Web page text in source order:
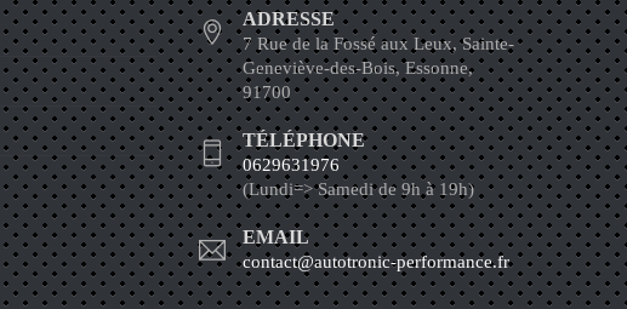
ADRESSE
7 Rue de la Fossé aux Leux, Sainte-
Geneviève-des-Bois, Essonne,
91700
TÉLÉPHONE
0629631976
(Lundi=> Samedi de 9h à 19h)
EMAIL
contact@autotronic-performance.fr